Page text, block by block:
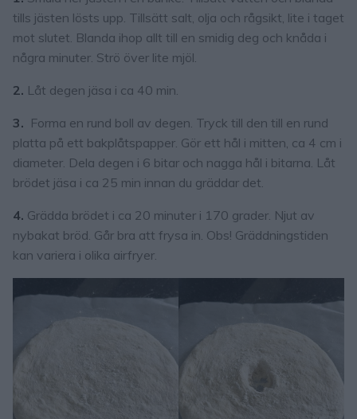
tills jästen lösts upp. Tillsätt salt, olja och rågsikt, lite i taget
mot slutet. Blanda ihop allt till en smidig deg och knåda i
några minuter. Strö över lite mjöl.
2. Låt degen jäsa i ca 40 min.
3. Forma en rund boll av degen. Tryck till den till en rund
platta på ett bakplåtspapper. Gör ett hål i mitten, ca 4 cm i
diameter. Dela degen i 6 bitar och nagga hål i bitarna. Låt
brödet jäsa i ca 25 min innan du gräddar det.
4. Grädda brödet i ca 20 minuter i 170 grader. Njut av
nybakat bröd. Går bra att frysa in. Obs! Gräddningstiden
kan variera i olika airfryer.